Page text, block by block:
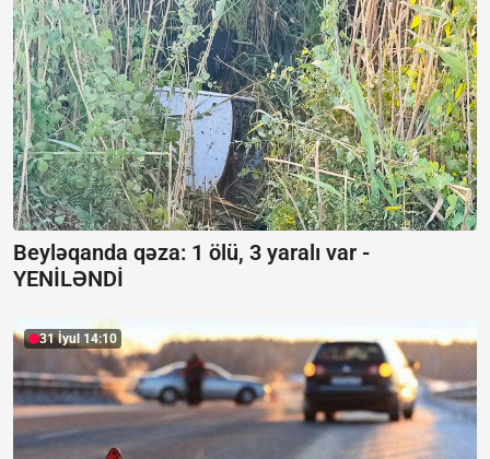
Beyləqanda qəza: 1 ölü, 3 yaralı var -
YENİLƏNDİ
31 İyul 14:10